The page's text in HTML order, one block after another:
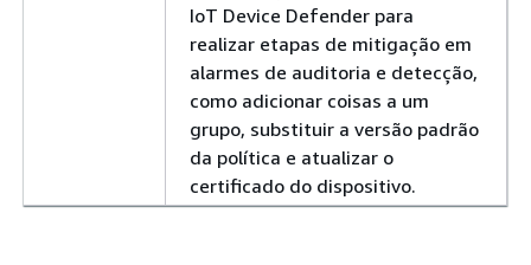
IoT Device Defender para
realizar etapas de mitigação em
alarmes de auditoria e detecção,
como adicionar coisas a um
grupo, substituir a versão padrão
da política e atualizar o
certificado do dispositivo.